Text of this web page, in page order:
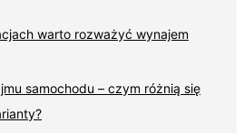
warto rozważyć wynajem
samochodu – czym różnią się